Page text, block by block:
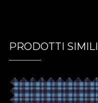
PRODOTTI SIMILI